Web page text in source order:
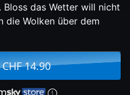
das Wetter will nicht
die Wolken über dem
14.90